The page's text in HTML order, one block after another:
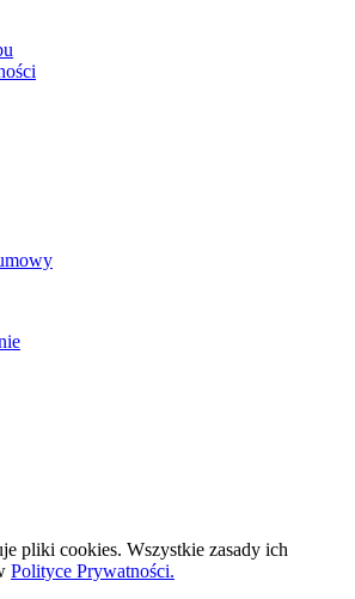
pliki cookies. Wszystkie zasady ich
Polityce Prywatności.